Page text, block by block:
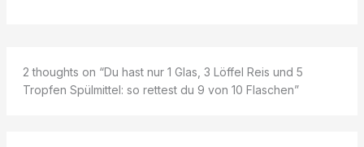
2 thoughts on “Du hast nur 1 Glas, 3 Löffel Reis und 5
Tropfen Spülmittel: so rettest du 9 von 10 Flaschen”